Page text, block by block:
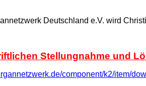
Deutschland e.V. wird
Stellungnahme und
component/k2/item/